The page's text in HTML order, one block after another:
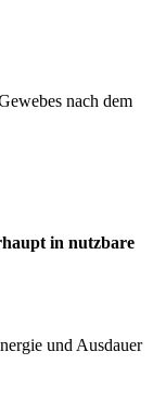
nach dem
in nutzbare
und Ausdauer